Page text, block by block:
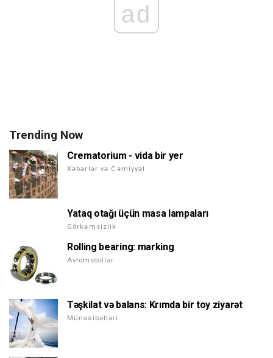
ad
Trending Now
Crematorium - vida bir yer
Xəbərlər və Cəmiyyət
Yataq otağı üçün masa lampaları
Görkəmsizlik
Rolling bearing: marking
Avtomobillər
Təşkilat və balans: Krımda bir toy ziyarət
Münasibətləri